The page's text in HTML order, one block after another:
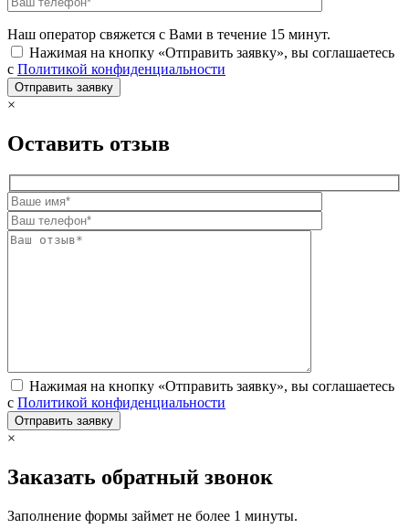
Наш оператор свяжется с Вами в течение 15 минут.
Нажимая на кнопку «Отправить заявку», вы соглашаетесь
с Политикой конфиденциальности
×
Оставить отзыв
Нажимая на кнопку «Отправить заявку», вы соглашаетесь
с Политикой конфиденциальности
×
Заказать обратный звонок
Заполнение формы займет не более 1 минуты.